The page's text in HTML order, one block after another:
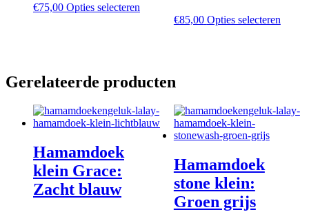
€75,00 Opties selecteren
optie
gekozen
worden
op
€85,00 Opties selecterenDit
kan
Gerelateerde producten
Hamamdoek
klein Grace:
Zacht blauw
Hamamdoek
stone klein:
Groen grijs